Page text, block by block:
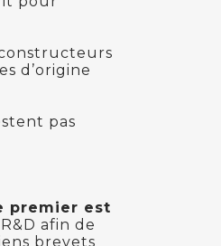
d’origine
pas
premier est
afin de
brevets